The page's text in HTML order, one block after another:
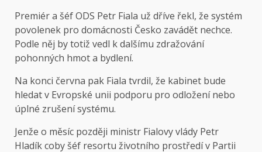
Premiér a šéf ODS Petr Fiala už dříve řekl, že systém
povolenek pro domácnosti Česko zavádět nechce.
Podle něj by totiž vedl k dalšímu zdražování
pohonných hmot a bydlení.
Na konci června pak Fiala tvrdil, že kabinet bude
hledat v Evropské unii podporu pro odložení nebo
úplné zrušení systému.
Jenže o měsíc později ministr Fialovy vlády Petr
Hladík coby šéf resortu životního prostředí v Partii